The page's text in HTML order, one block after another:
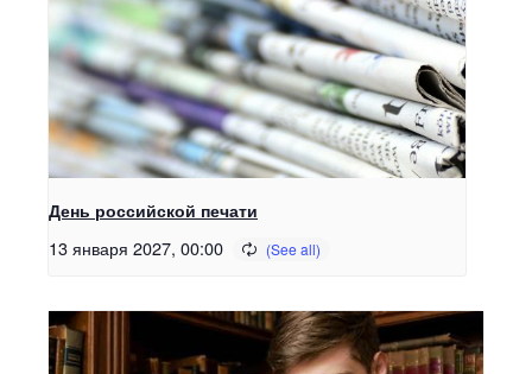
День российской печати
13 января 2027, 00:00